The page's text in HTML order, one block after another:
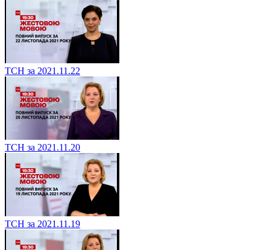
ТСН за 2021.11.22
ТСН за 2021.11.20
ТСН за 2021.11.19